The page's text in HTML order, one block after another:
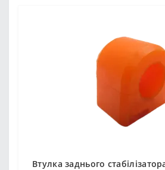
Втулка заднього